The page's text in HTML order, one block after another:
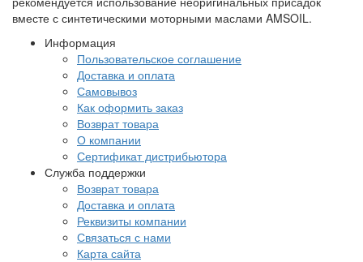
вместе с синтетическими моторными маслами AMSOIL.
Информация
Пользовательское соглашение
Доставка и оплата
Самовывоз
Как оформить заказ
Возврат товара
О компании
Сертификат дистрибьютора
Служба поддержки
Возврат товара
Доставка и оплата
Реквизиты компании
Связаться с нами
Карта сайта